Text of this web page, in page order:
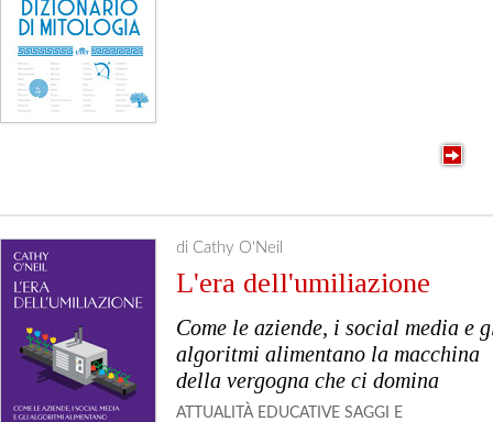
di Cathy O'Neil
L'era dell'umiliazione
Come le aziende, i social media e
algoritmi alimentano la macchina
della vergogna che ci domina
ATTUALITÀ EDUCATIVE SAGGI E